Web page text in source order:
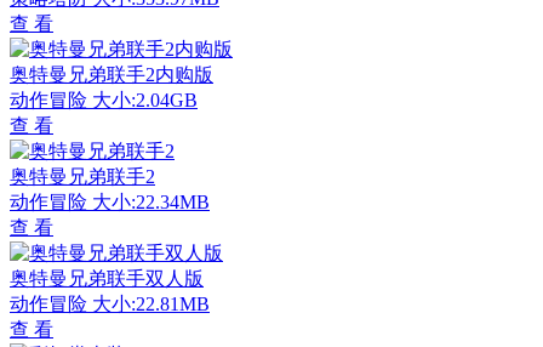
查 看
奥特曼兄弟联手2内购版
动作冒险 大小:2.04GB
查 看
奥特曼兄弟联手2
动作冒险 大小:22.34MB
查 看
奥特曼兄弟联手双人版
动作冒险 大小:22.81MB
查 看